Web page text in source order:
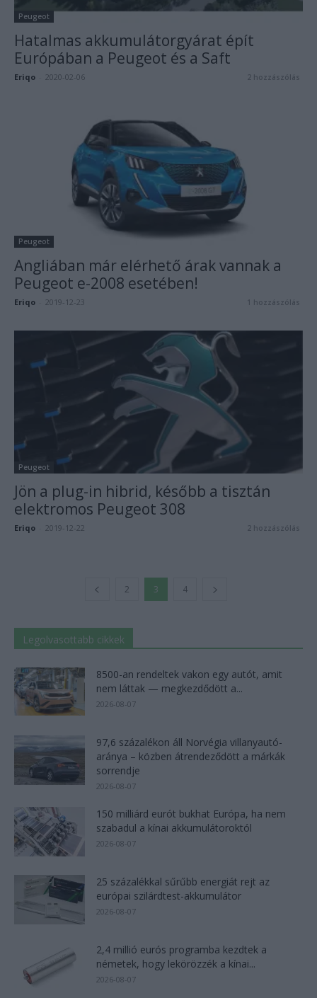
Peugeot
Hatalmas akkumulátorgyárat épít
Európában a Peugeot és a Saft
Eriqo 2020-02-06 2 hozzászólás
Peugeot
Angliában már elérhető árak vannak a
Peugeot e-2008 esetében!
Eriqo 2019-12-23 1 hozzászólás
Peugeot
Jön a plug-in hibrid, később a tisztán
elektromos Peugeot 308
Eriqo 2019-12-22 2 hozzászólás
2 3 4
Legolvasottabb cikkek
8500-an rendeltek vakon egy autót, amit
nem láttak — megkezdődött a...
2026-08-07
97,6 százalékon áll Norvégia villanyautó-
aránya – közben átrendeződött a márkák
sorrendje
2026-08-07
150 milliárd eurót bukhat Európa, ha nem
szabadul a kínai akkumulátoroktól
2026-08-07
25 százalékkal sűrűbb energiát rejt az
európai szilárdtest-akkumulátor
2026-08-07
2,4 millió eurós programba kezdtek a
németek, hogy lekörözzék a kínai...
2026-08-07